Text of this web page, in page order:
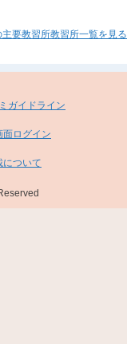
要教習所教習所一覧を見る
ガイドライン
面ログイン
について